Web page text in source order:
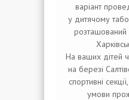
варіант
у дитячому
розташований
На ваших дітей
на березі
спортивні
умови